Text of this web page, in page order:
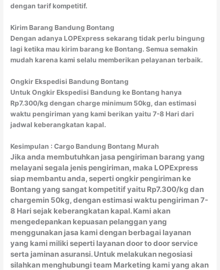
dengan tarif kompetitif.
Kirim Barang Bandung Bontang
Dengan adanya LOPExpress sekarang tidak perlu bingung
lagi ketika mau kirim barang ke Bontang. Semua semakin
mudah karena kami selalu memberikan pelayanan terbaik.
Ongkir Ekspedisi Bandung Bontang
Untuk Ongkir Ekspedisi Bandung ke Bontang hanya
Rp7.300/kg dengan charge minimum 50kg, dan estimasi
waktu pengiriman yang kami berikan yaitu 7-8 Hari dari
jadwal keberangkatan kapal.
Kesimpulan : Cargo Bandung Bontang Murah
Jika anda membutuhkan jasa pengiriman barang yang
melayani segala jenis pengiriman, maka LOPExpress
siap membantu anda, seperti ongkir pengiriman ke
Bontang yang sangat kompetitif yaitu Rp7.300/kg dan
chargemin 50kg, dengan estimasi waktu pengiriman 7-
8 Hari sejak keberangkatan kapal. Kami akan
mengedepankan kepuasan pelanggan yang
menggunakan jasa kami dengan berbagai layanan
yang kami miliki seperti layanan door to door service
serta jaminan asuransi. Untuk melakukan negosiasi
silahkan menghubungi team Marketing kami yang akan